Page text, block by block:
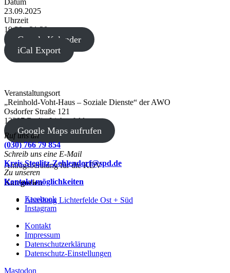
Datum
23.09.2025
Uhrzeit
19:30 - 21:30
Google Kalender
iCal Export
Veranstaltungsort
„Reinhold-Voht-Haus – Soziale Dienste“ der AWO
Osdorfer Straße 121
12207 Berlin-Lichterfelde
Google Maps aufrufen
Antragsberatung für die KDV
Kategorien
Abteilung Lichterfelde Ost + Süd
Ruf uns an
(030) 766 79 854
Schreib uns eine E-Mail
Kreis.Steglitz-Zehlendorf@spd.de
Zu unseren
Kontakt-möglichkeiten
Facebook
Instagram
Kontakt
Impressum
Datenschutzerklärung
Datenschutz-Einstellungen
Mastodon